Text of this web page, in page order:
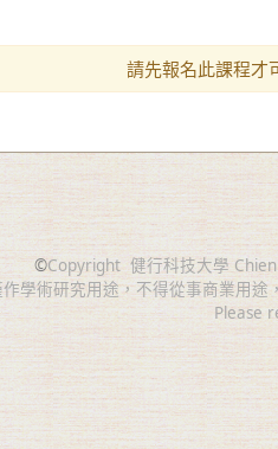
請先報名此課程才
©Copyright健行科技大學
學術研究用途，不得從事商業用
Please